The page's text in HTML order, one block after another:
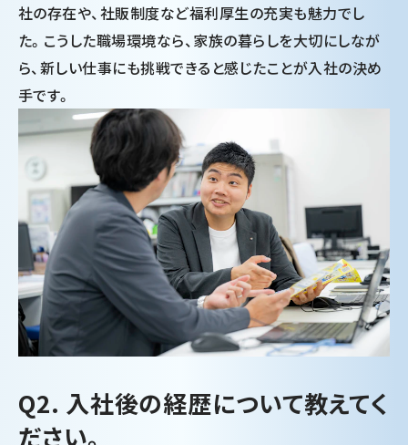
社の存在や、社販制度など福利厚生の充実も魅力でし
た。こうした職場環境なら、家族の暮らしを大切にしなが
ら、新しい仕事にも挑戦できると感じたことが入社の決め
手です。
Q2. 入社後の経歴について教えてく
ださい。